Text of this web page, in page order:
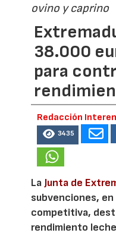
ovino y caprino
38.000
para
Redacción
3435
La Junta de
subvenciones,
competitiva,
rendimiento